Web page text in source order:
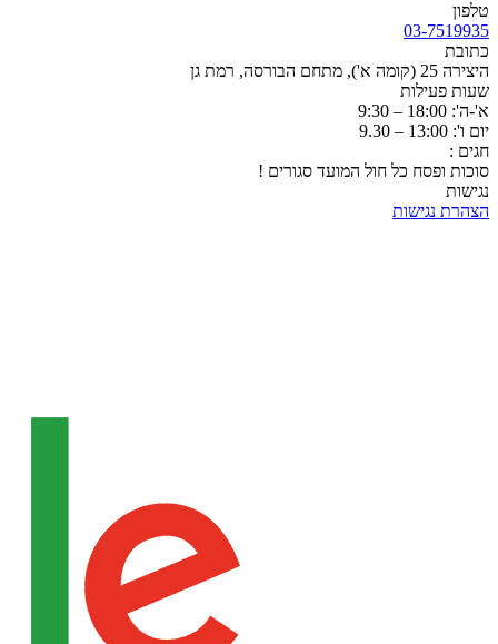
טלפון
03-7519935
כתובת
היצירה 25 (קומה א'), מתחם הבורסה, רמת גן
שעות פעילות
א'-ה': 18:00 – 9:30
יום ו': 13:00 – 9.30
חגים :
סוכות ופסח כל חול המועד סגורים !
נגישות
הצהרת נגישות